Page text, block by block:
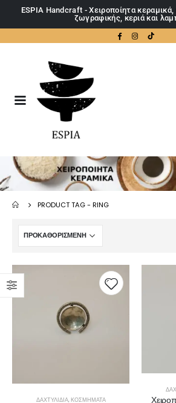
ESPIA Handcraft - Χειροποίητα
ζωγραφικής, κεριά και
PRODUCT TAG - RING
ΔΑΧΤΥΛΊΔΙΑ,ΚΟΣΜΉΜΑΤΑ